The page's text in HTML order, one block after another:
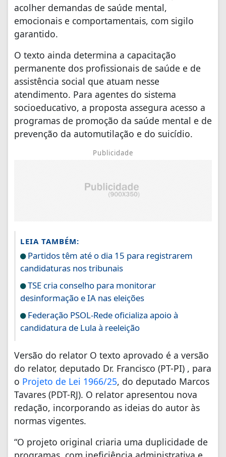
acolher demandas de saúde mental,
emocionais e comportamentais, com sigilo
garantido.
O texto ainda determina a capacitação
permanente dos profissionais de saúde e de
assistência social que atuam nesse
atendimento. Para agentes do sistema
socioeducativo, a proposta assegura acesso a
programas de promoção da saúde mental e de
prevenção da automutilação e do suicídio.
Publicidade
LEIA TAMBÉM:
Partidos têm até o dia 15 para registrarem
candidaturas nos tribunais
TSE cria conselho para monitorar
desinformação e IA nas eleições
Federação PSOL-Rede oficializa apoio à
candidatura de Lula à reeleição
Versão do relator O texto aprovado é a versão
do relator, deputado Dr. Francisco (PT-PI) , para
o Projeto de Lei 1966/25, do deputado Marcos
Tavares (PDT-RJ). O relator apresentou nova
redação, incorporando as ideias do autor às
normas vigentes.
“O projeto original criaria uma duplicidade de